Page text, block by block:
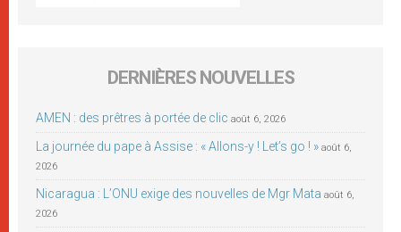
DERNIÈRES NOUVELLES
AMEN : des prêtres à portée de clic août 6, 2026
La journée du pape à Assise : « Allons-y ! Let’s go ! » août 6,
2026
Nicaragua : L’ONU exige des nouvelles de Mgr Mata août 6,
2026